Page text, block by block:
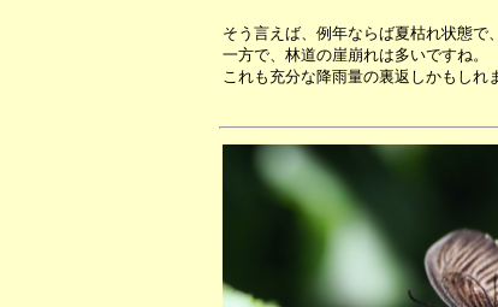
そう言えば、例年ならば夏枯れ状態で
一方で、林道の崖崩れは多いですね。
これも充分な降雨量の裏返しかもしれ